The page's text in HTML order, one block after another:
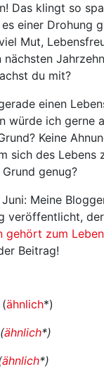
Das klingt so
einer Drohung
Mut,
nächsten
du mit?
einen
würde ich gerne
Keine
sich des Lebens
genug?
Meine
veröffentlicht,
gehört zum
Beitrag!
ähnlich*)
ähnlich*)
ähnlich*)